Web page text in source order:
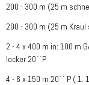
200 - 300 m (25 m
200 - 300 m (25 m
2 - 4 x 400 m in: 100 m
locker 20``P
4 - 6 x 150 m 20`` P ( 1.